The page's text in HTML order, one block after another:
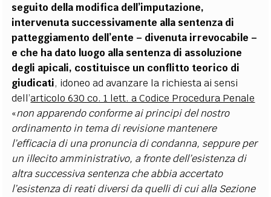
seguito della modifica dell’imputazione,
intervenuta successivamente alla sentenza di
patteggiamento dell’ente – divenuta irrevocabile –
e che ha dato luogo alla sentenza di assoluzione
degli apicali, costituisce un conflitto teorico di
giudicati, idoneo ad avanzare la richiesta ai sensi
dell’articolo 630 co. 1 lett. a Codice Procedura Penale
«non apparendo conforme ai principi del nostro
ordinamento in tema di revisione mantenere
l’efficacia di una pronuncia di condanna, seppure per
un illecito amministrativo, a fronte dell’esistenza di
altra successiva sentenza che abbia accertato
l’esistenza di reati diversi da quelli di cui alla Sezione